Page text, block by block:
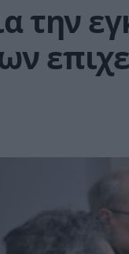
την